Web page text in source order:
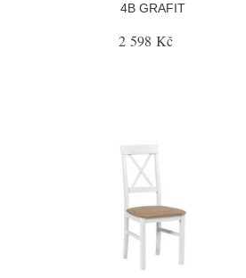
4B GRAFIT
2 598 Kč